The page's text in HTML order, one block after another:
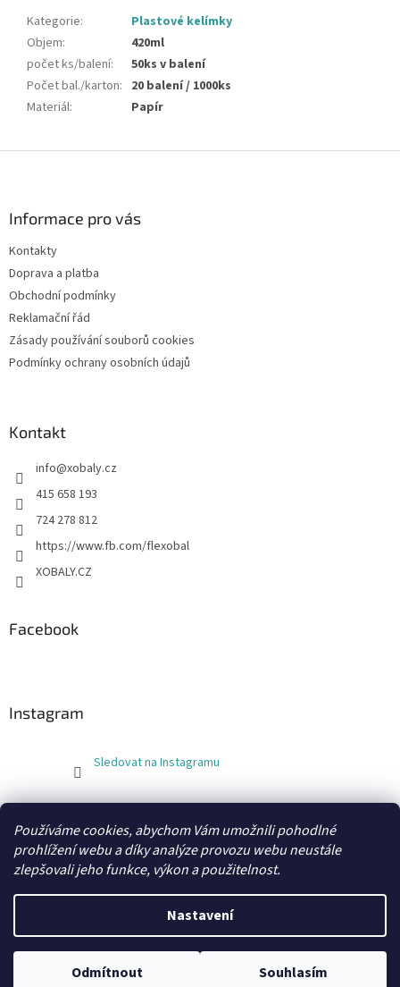
Používáme cookies, abychom Vám umožnili pohodlné
prohlížení webu a díky analýze provozu webu neustále
zlepšovali jeho funkce, výkon a použitelnost.
Nastavení
Odmítnout Souhlasím
Kategorie:
Plastové kelímky
Objem:
420ml
počet ks/balení:
50ks v balení
Počet bal./karton: 20 balení / 1000ks
Materiál: Papír
Informace pro vás
Kontakty
Doprava a platba
Obchodní podmínky
Reklamační řád
Zásady používání souborů cookies
Podmínky ochrany osobních údajů
Kontakt
info@xobaly.cz
415 658 193
724 278 812
https://www.fb.com/flexobal
XOBALY.CZ
Facebook
Instagram
Sledovat na Instagramu
Copyright 2026xobaly.cz. Všechna práva vyhrazena.
Grafický návrh a kódování vytvořilBEOM.cz.